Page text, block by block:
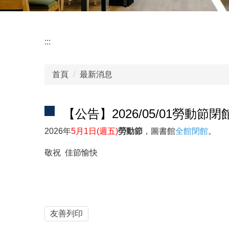
:::
首頁 最新消息
【公告】2026/05/01勞動節閉
2026年5月1日(週五)勞動節 ，圖書館全館閉館。
敬祝 佳節愉快
友善列印